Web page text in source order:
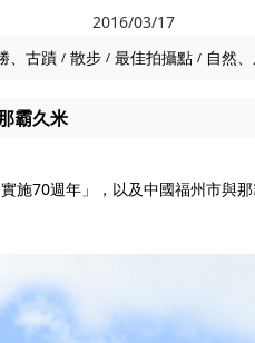
2016/03/17
、古蹟 / 散步 / 最佳拍攝點 / 自然
霸久米
施70週年」，以及中國福州市與